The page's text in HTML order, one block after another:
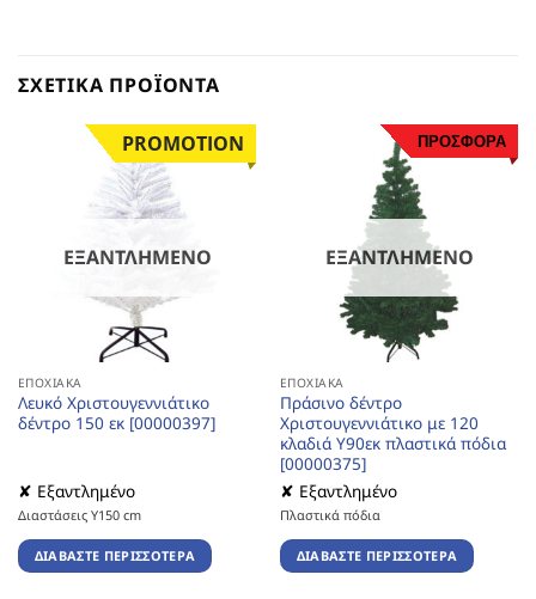
ΣΧΕΤΙΚΆ ΠΡΟΪΌΝΤΑ
PROMOTION
ΕΞΑΝΤΛΗΜΈΝΟ
ΕΠΟΧΙΑΚΆ
Λευκό Χριστουγεννιάτικο
δέντρο 150 εκ [00000397]
✘ Εξαντλημένο
Διαστάσεις Υ150 cm
ΔΙΑΒΆΣΤΕ ΠΕΡΙΣΣΌΤΕΡΑ
ΠΡΟΣΦΟΡΑ
ΕΞΑΝΤΛΗΜΈΝΟ
ΕΠΟΧΙΑΚΆ
Πράσινο δέντρο
Χριστουγεννιάτικο με 120
κλαδιά Υ90εκ πλαστικά πόδια
[00000375]
✘ Εξαντλημένο
Πλαστικά πόδια
ΔΙΑΒΆΣΤΕ ΠΕΡΙΣΣΌΤΕΡΑ